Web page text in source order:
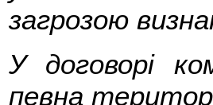
загрозою
У договорі
певна